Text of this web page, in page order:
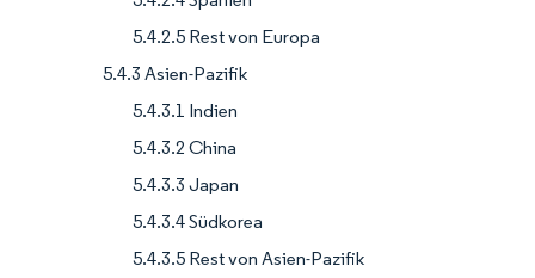
5.4.2.5 Rest von Europa
5.4.3 Asien-Pazifik
5.4.3.1 Indien
5.4.3.2 China
5.4.3.3 Japan
5.4.3.4 Südkorea
5.4.3.5 Rest von Asien-Pazifik